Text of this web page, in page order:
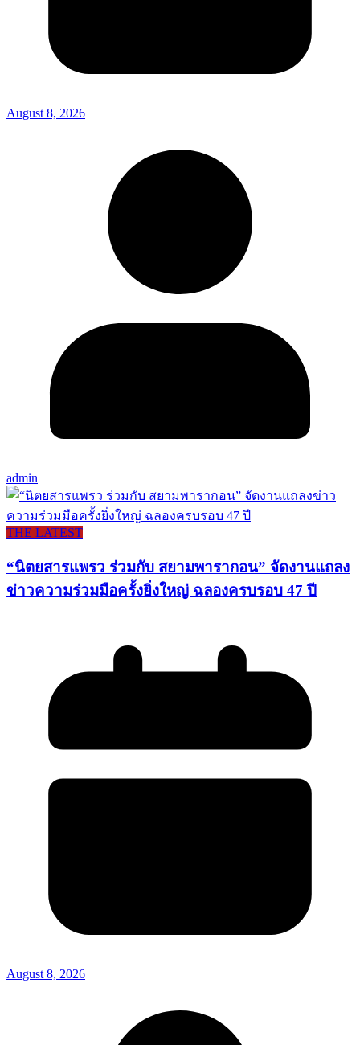
August 8, 2026
admin
THE LATEST
“นิตยสารแพรว ร่วมกับ สยามพารากอน” จัดงานแถลง
ข่าวความร่วมมือครั้งยิ่งใหญ่ ฉลองครบรอบ 47 ปี
August 8, 2026